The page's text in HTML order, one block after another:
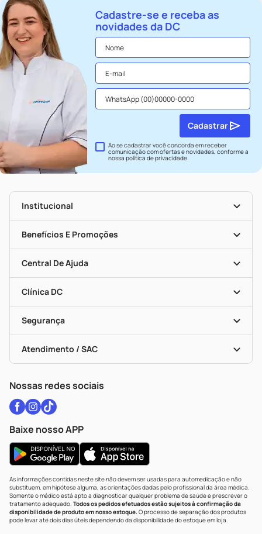
Cadastre-se e receba as
novidades da DC
Ao se cadastrar você concorda em receber
comunicação com ofertas e novidades, conforme a
nossapolítica de privacidade.
Cadastrar
Institucional
Nossas Lojas
Seja Uma Loja Parceira
Mapa De Categorias
Benefícios E Promoções
Convênios
Programa Popular Do Brasil
Encarte De Ofertas
Dermaclub
Cupons E Ofertas
Black Friday
Central De Ajuda
Recompra Programada
Alomed
Formas De Pagamento
Troca E Devolução
Bulas De A A Z
Políticas De Marketplace
Clínica DC
Serviços Farmacêuticos
Testes Rápidos
Autoteste Covid-19
Vacinas
Segurança
Portal Da Privacidade
Atendimento / SAC
Nossas redes sociais
Baixe nosso APP
As informações contidas neste site não devem ser usadas para automedicação e não
substituem, em hipótese alguma, as orientações dadas pelo profissional da área médica.
Somente o médico está apto a diagnosticar qualquer problema de saúde e prescrever o
tratamento adequado. Todos os pedidos efetuados estão sujeitos à confirmação da
disponibilidade de produto em nosso estoque.O processo de separação dos produtos
pode levar até dois dias úteis dependendo da disponibilidade do estoque em loja.